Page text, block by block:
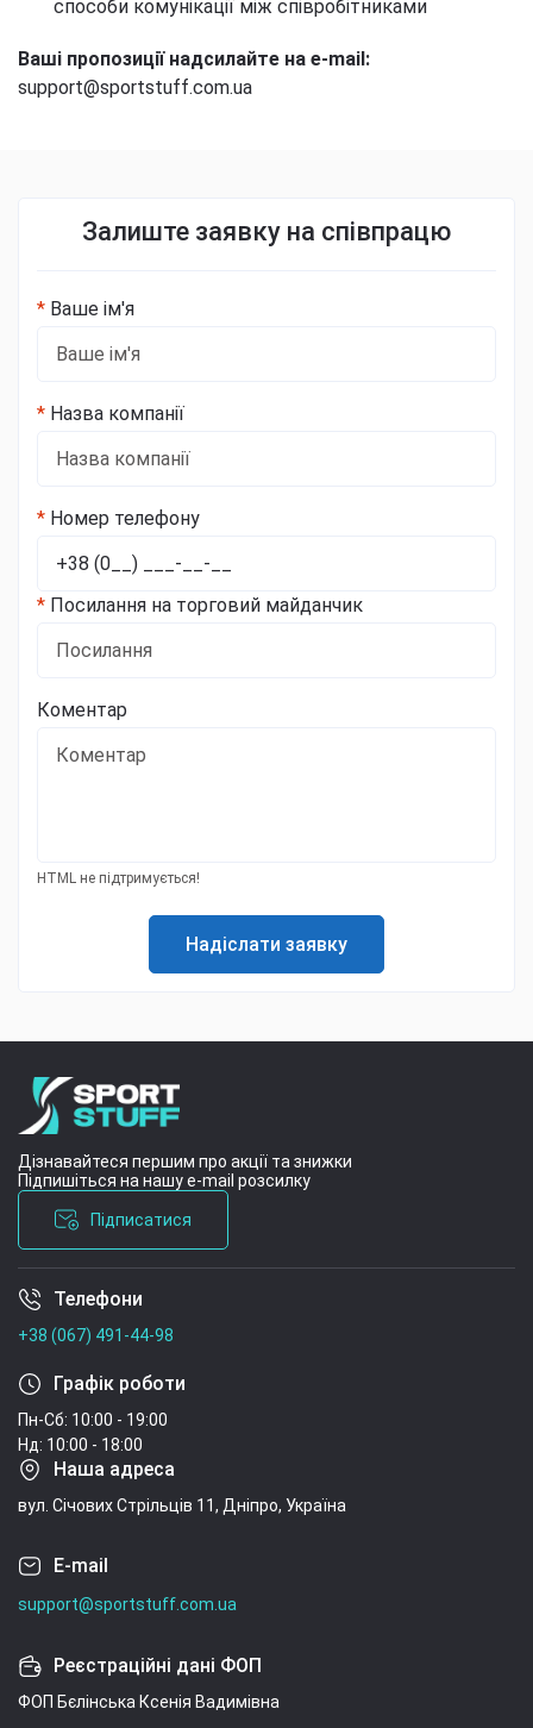
способи комунікації між співробітниками
Ваші пропозиції надсилайте на e-mail:
support@sportstuff.com.ua
Залиште заявку на співпрацю
* Ваше ім'я
* Назва компанії
* Номер телефону
* Посилання на торговий майданчик
Коментар
HTML не підтримується!
Надіслати заявку
Дізнавайтеся першим про акції та знижки
Підпишіться на нашу e-mail розсилку
Підписатися
Умови угоди
Телефони
+38 (067) 491-44-98
Графік роботи
Пн-Сб: 10:00 - 19:00
Нд: 10:00 - 18:00
Наша адреса
вул. Січових Стрільців 11, Дніпро, Україна
E-mail
support@sportstuff.com.ua
Реєстраційні дані ФОП
ФОП Бєлінська Ксенія Вадимівна